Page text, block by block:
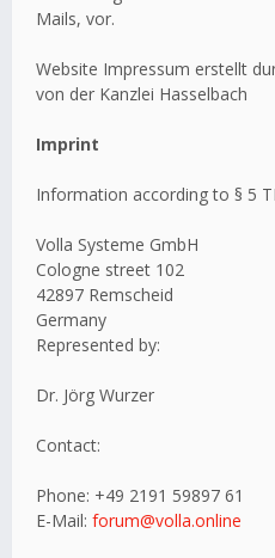
Mails, vor.
Website Impressum erstellt
von der Kanzlei Hasselbach
Imprint
Information according to § 5
Volla Systeme GmbH
Cologne street 102
42897 Remscheid
Germany
Represented by:
Dr. Jörg Wurzer
Contact:
Phone: +49 2191 59897 61
E-Mail: forum@volla.online